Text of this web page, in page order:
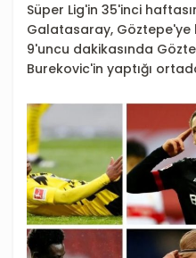
Süper Lig'in 35'inci
Galatasaray, Göztepe'ye
9'uncu dakikasında
Burekovic'in yaptığı